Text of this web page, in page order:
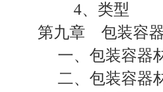
4、类型
第九章 包装容
一、包装容器
二、包装容器